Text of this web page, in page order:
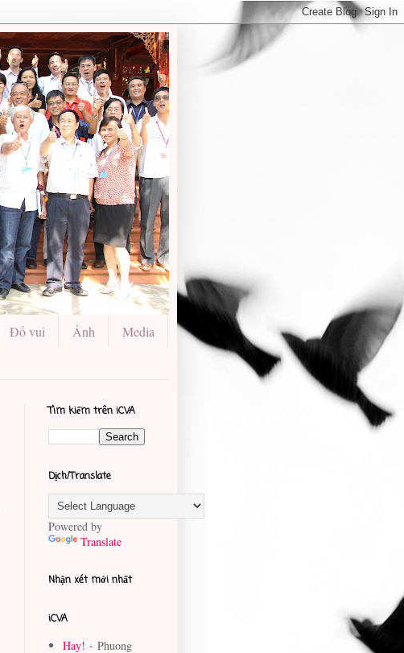
Đố vui Ảnh
Media
Tìm kiếm trên iCVA
Dịch/Translate
Powered by
Translate
Nhận xét mới nhất
iCVA
Hay! - Phuong